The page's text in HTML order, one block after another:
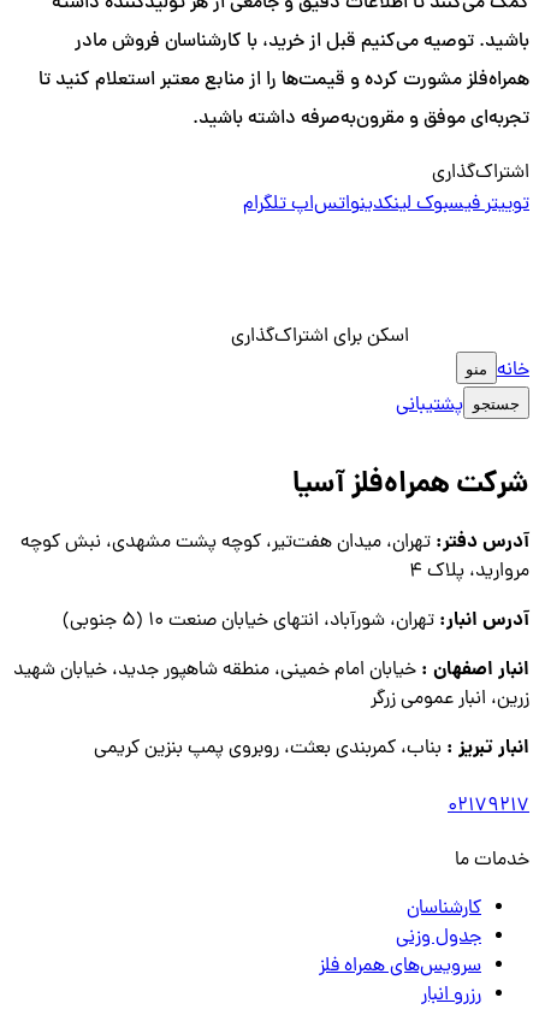
باشید. توصیه می‌کنیم قبل از خرید، با کارشناسان فروش مادر
همراه‌فلز مشورت کرده و قیمت‌ها را از منابع معتبر استعلام کنید تا
تجربه‌ای موفق و مقرون‌به‌صرفه داشته باشید.
اشتراک‌گذاری
توییترفیسبوکلینکدینواتس‌اپتلگرام
اسکن برای اشتراک‌گذاری
خانه منو
جستجو پشتیبانی
شرکت همراه‌فلز آسیا
آدرس دفتر: تهران، میدان هفت‌تیر، کوچه پشت مشهدی، نبش کوچه
مروارید، پلاک ۴
آدرس انبار: تهران، شورآباد، انتهای خیابان صنعت ۱۰ (۵ جنوبی)
انبار اصفهان : خیابان امام خمینی، منطقه شاهپور جدید، خیابان شهید
زرین، انبار عمومی زرگر
انبار تبریز : بناب، کمربندی بعثت، روبروی پمپ بنزین کریمی
02179217
خدمات ما
کارشناسان
جدول وزنی
سرویس‌های همراه فلز
رزرو انبار